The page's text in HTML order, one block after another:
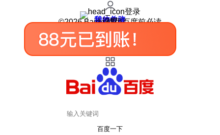
登录
我的关注
我的收藏
皮肤中心
用户反馈
设置
©2026 Baidu 使用百度前必读
百度一下